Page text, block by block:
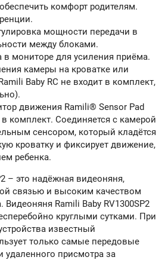
комфорт родителям.
мощности передачи в
между блоками.
мониторе для усиления приёма.
камеры на кроватке или
Baby RC не входит в комплект,
движения Ramili® Sensor Pad
в комплект. Соединяется с камерой
сенсором, который кладётся
кроватку и фиксирует движение,
ребенка.
– это надёжная видеоняня,
связью и высоким качеством
Видеоняня Ramili Baby RV1300SP2
круглыми сутками. При
известный
только самые передовые
удаленного присмотра за